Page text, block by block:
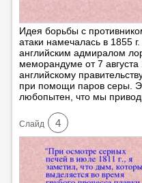
Идея борьбы с
атаки намечалась в 1855
английским адмиралом
меморандуме от 7
английскому
при помощи паров серы.
любопытен, что мы
Cлайд 4